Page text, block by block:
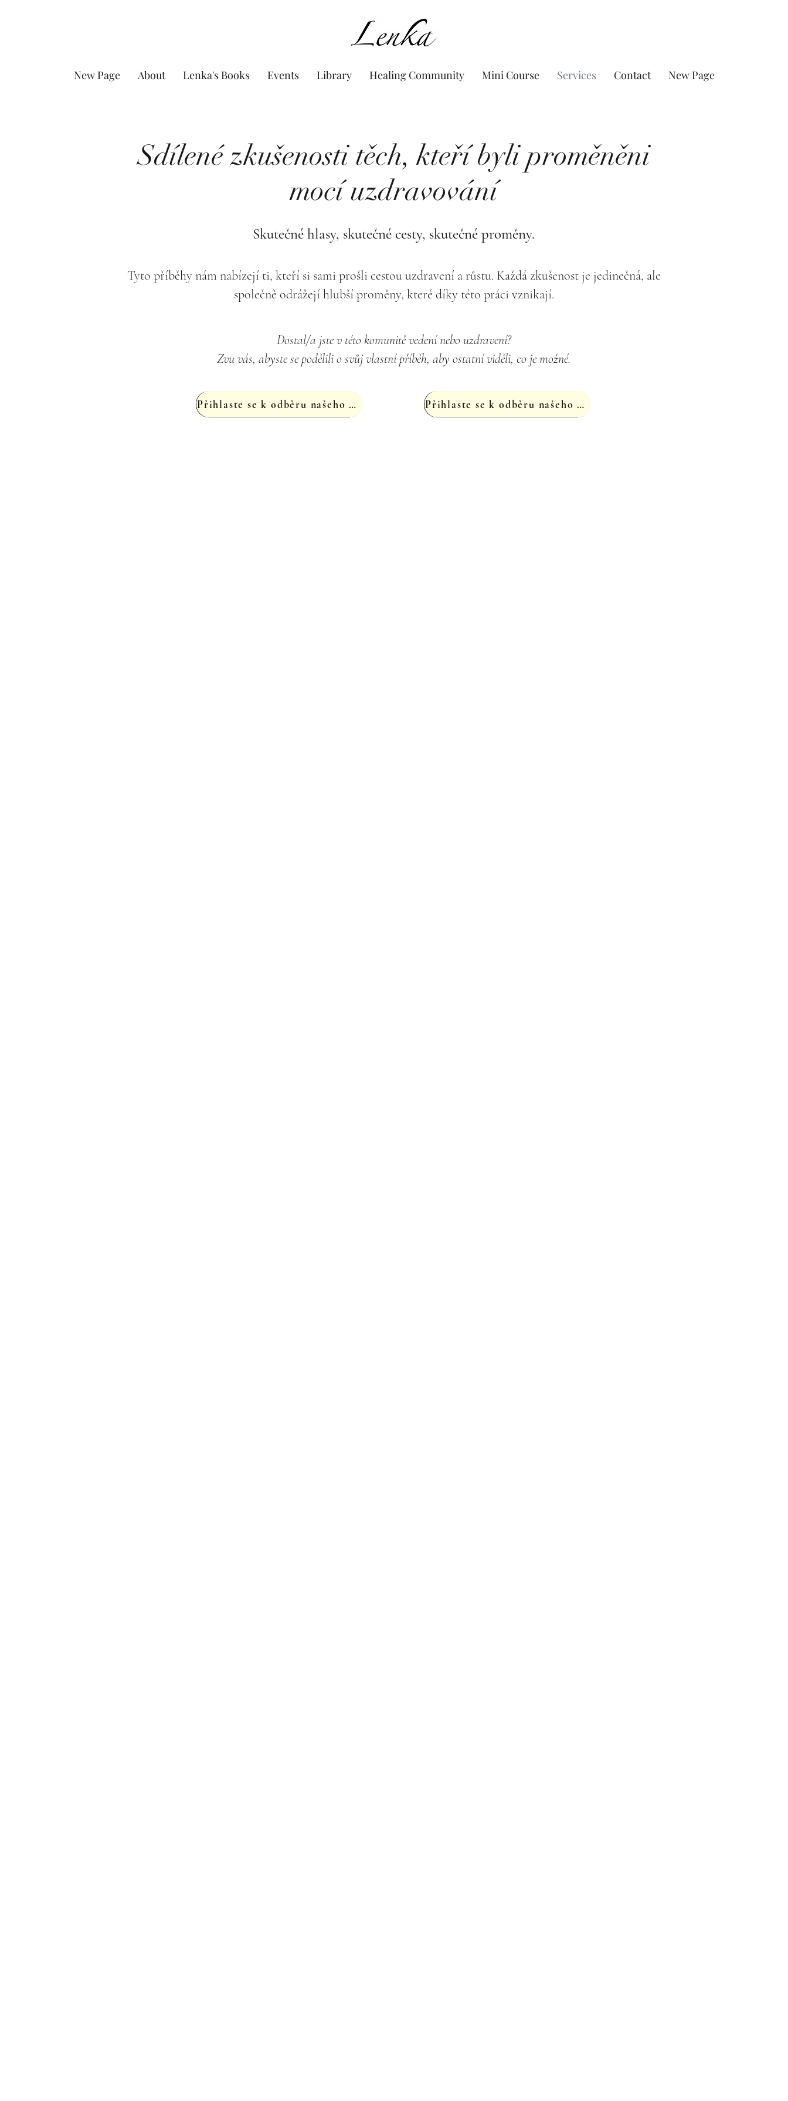
www.Lenka.org
New Page About Lenka's Books Events Library Healing Community Mini Course Services Contact New Page
Sdílené zkušenosti těch, kteří byli proměněni
mocí uzdravování
Skutečné hlasy, skutečné cesty, skutečné proměny.
Tyto příběhy nám nabízejí ti, kteří si sami prošli cestou uzdravení a růstu. Každá zkušenost je jedinečná, ale
společně odrážejí hlubší proměny, které díky této práci vznikají.
Dostal/a jste v této komunitě vedení nebo uzdravení?
Zvu vás, abyste se podělili o svůj vlastní příběh, aby ostatní viděli, co je možné.
Přihlaste se k odběru našeho newsletteru Přihlaste se k odběru našeho newsletteru